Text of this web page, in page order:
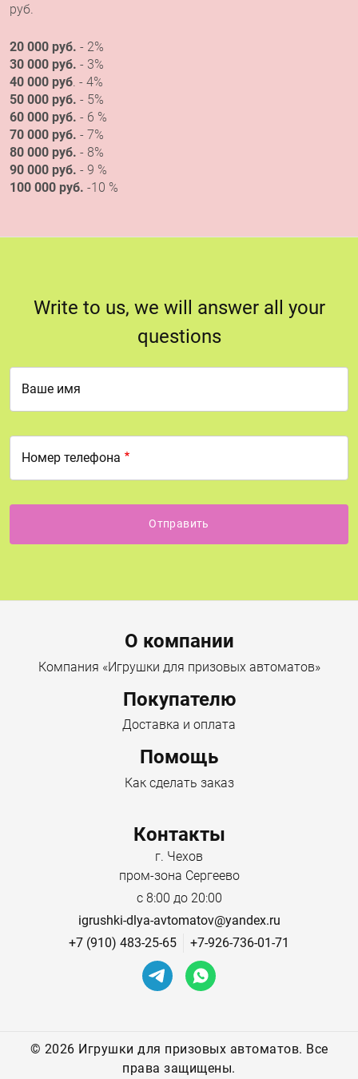
руб.
20 000 руб. - 2%
30 000 руб. - 3%
40 000 руб. - 4%
50 000 руб. - 5%
60 000 руб. - 6 %
70 000 руб. - 7%
80 000 руб. - 8%
90 000 руб. - 9 %
100 000 руб. -10 %
Write to us, we will answer all your
questions
Ваше имя
Номер телефона
Menu footerО компании
Компания «Игрушки для призовых автоматов»
Покупателю
Доставка и оплата
Помощь
Как сделать заказ
Контакты
г. Чехов
пром-зона Сергеево
с 8:00 до 20:00
igrushki-dlya-avtomatov@yandex.ru
+7 (910) 483-25-65
+7-926-736-01-71
© 2026 Игрушки для призовых автоматов. Все
права защищены.